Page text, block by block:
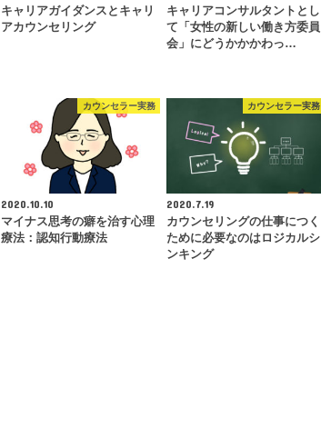
キャリアガイダンスとキャリ
アカウンセリング
キャリアコンサルタントとし
て「女性の新しい働き方委員
会」にどうかかかわっ…
カウンセラー実務
2020.10.10
マイナス思考の癖を治す心理
療法：認知行動療法
カウンセラー実務
2020.7.19
カウンセリングの仕事につく
ために必要なのはロジカルシ
ンキング